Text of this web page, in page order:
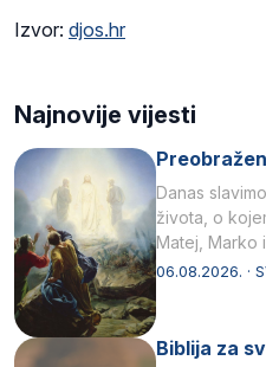
Izvor: djos.hr
Najnovije vijesti
Danas
života, o
Matej, Marko
drugoj…
06.08.2026. ·
Biblija za